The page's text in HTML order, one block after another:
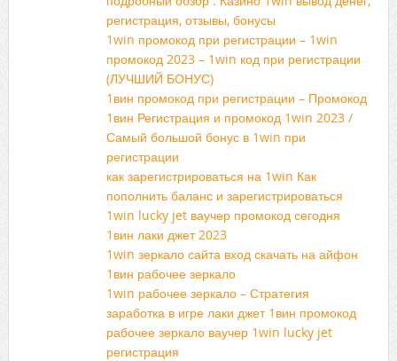
регистрация, отзывы, бонусы
1win промокод при регистрации – 1win
промокод 2023 – 1win код при регистрации
(ЛУЧШИЙ БОНУС)
1вин промокод при регистрации – Промокод
1вин Регистрация и промокод 1win 2023 /
Самый большой бонус в 1win при
регистрации
как зарегистрироваться на 1win Как
пополнить баланс и зарегистрироваться
1win lucky jet ваучер промокод сегодня
1вин лаки джет 2023
1win зеркало сайта вход скачать на айфон
1вин рабочее зеркало
1win рабочее зеркало – Стратегия
заработка в игре лаки джет 1вин промокод
рабочее зеркало ваучер 1win lucky jet
регистрация